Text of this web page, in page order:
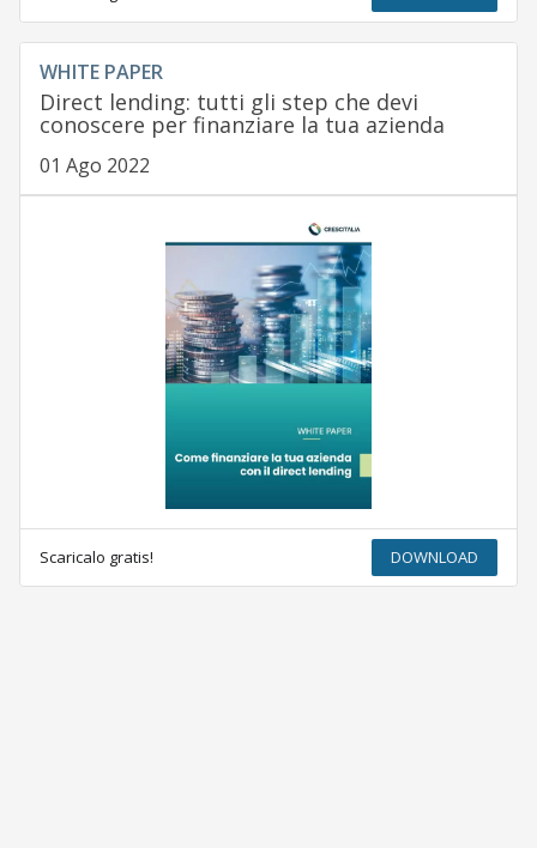
WHITE PAPER
Direct lending: tutti gli step che devi
conoscere per finanziare la tua azienda
01 Ago 2022
Scaricalo gratis! DOWNLOAD